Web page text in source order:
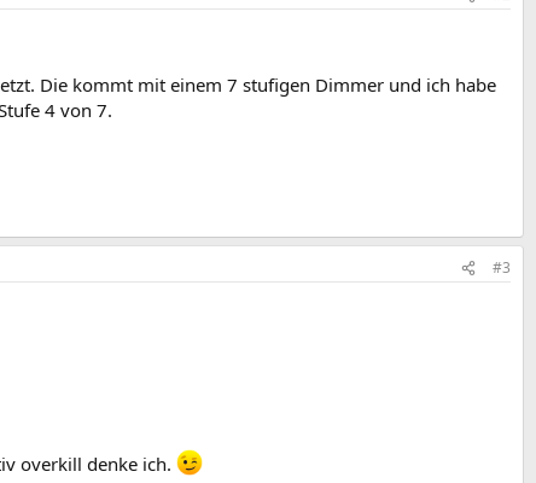
Die kommt mit einem 7 stufigen Dimmer und ich habe
4 von 7.
#3
overkill denke ich.